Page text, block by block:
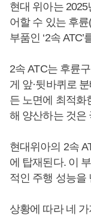
현대 위아는 2025
어할 수 있는 후
부품인 ‘2속
2속 ATC는 후륜
게 앞·뒷바퀴로
든 노면에 최적화
해 양산하는 것은
현대위아의 2속
에 탑재된다. 이
적인 주행 성능을
상황에 따라 네